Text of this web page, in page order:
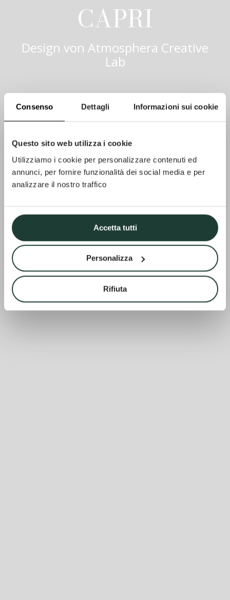
Consenso Dettagli Informazioni sui cookie
Questo sito web utilizza i cookie
Utilizziamo i cookie per personalizzare contenuti ed
annunci, per fornire funzionalità dei social media e per
analizzare il nostro traffico
Accetta tutti
Personalizza
Rifiuta
CAPRI
Design von Atmosphera Creative
Lab